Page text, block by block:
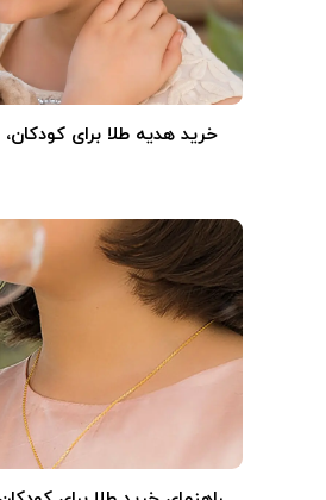
خرید هدیه طلا برای کودکان،